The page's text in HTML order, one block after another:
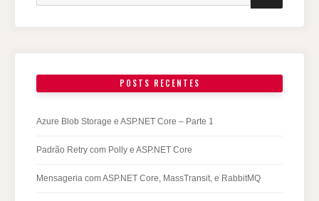
POSTS RECENTES
Azure Blob Storage e ASP.NET Core – Parte 1
Padrão Retry com Polly e ASP.NET Core
Mensageria com ASP.NET Core, MassTransit, e RabbitMQ